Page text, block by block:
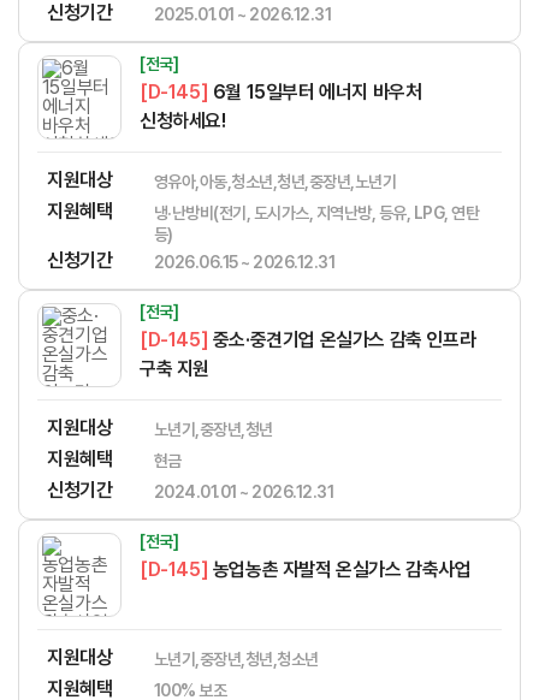
신청기간 2025.01.01 ~ 2026.12.31
[전국]
[D-145]
신청하세요!
지원대상 영유아,아동,청소년,청년,중장년,노년기
지원혜택
냉·난방비(전기, 도시가스, 지역난방, 등유, LPG, 연탄
등)
신청기간 2026.06.15 ~ 2026.12.31
[전국]
[D-145]
구축 지원
지원대상 노년기,중장년,청년
지원혜택 현금
신청기간 2024.01.01 ~ 2026.12.31
[전국]
[D-145] 농업농촌 자발적 온실가스 감축사업
지원대상 노년기,중장년,청년,청소년
지원혜택 ​​​​​‌​​​‌​​‌​​​​‌​​‌‌‌​​​​‌‌‌‌‌​‌​​​​‌‌100% 보조